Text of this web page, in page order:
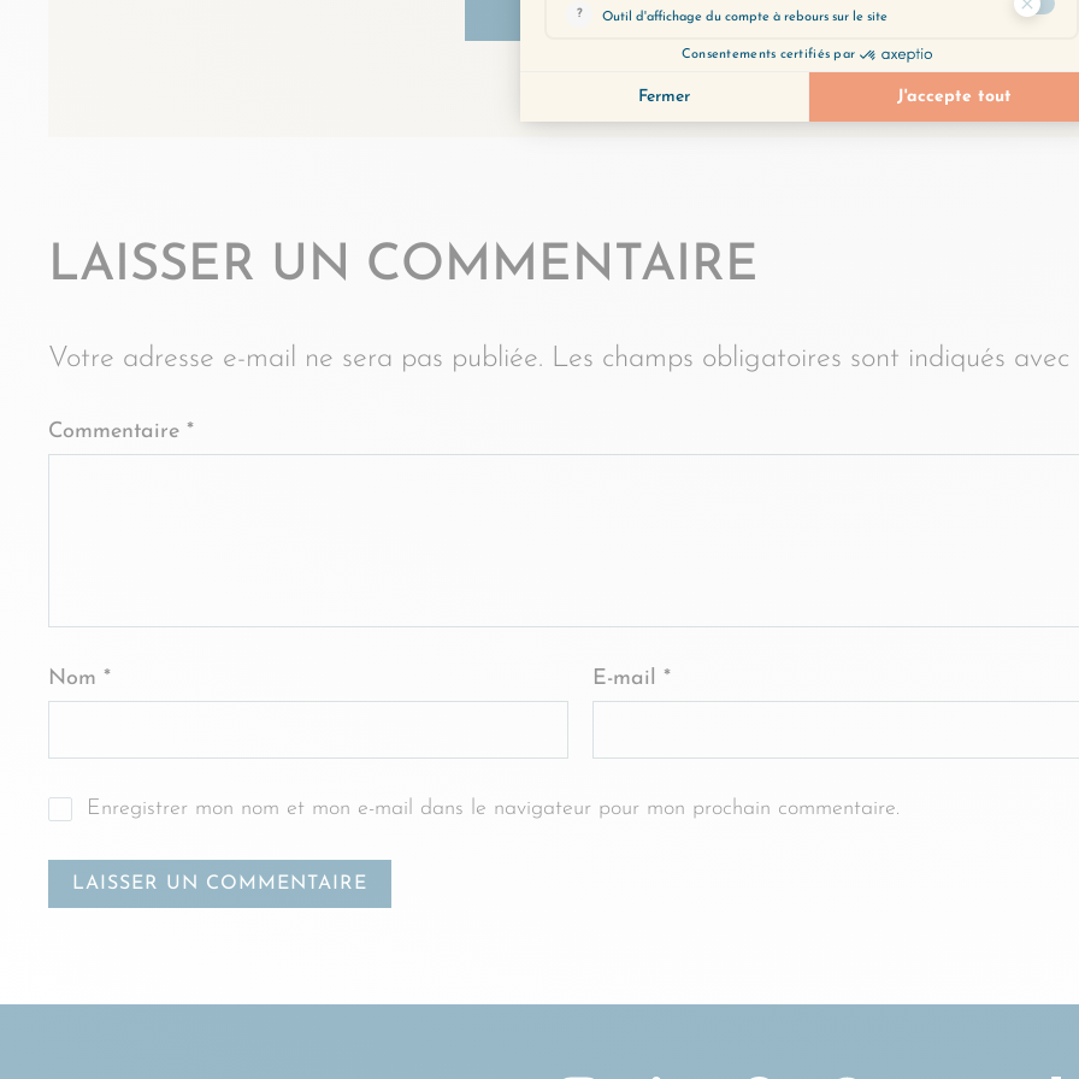
JE LE VEUX
LAISSER UN COMMENTAIRE
Votre adresse e-mail ne sera pas publiée. Les champs obligatoires sont indiqués avec
Commentaire *
Nom * E-mail *
Enregistrer mon nom et mon e-mail dans le navigateur pour mon prochain commentaire.